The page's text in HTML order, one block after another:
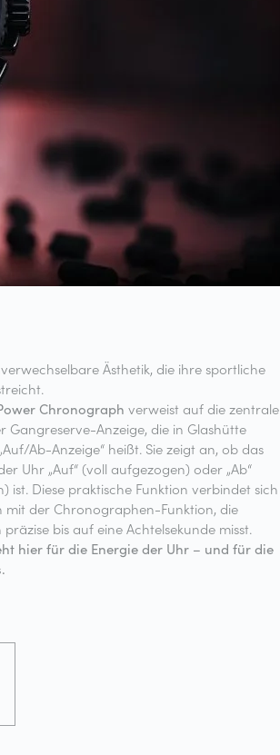
Ästhetik, die ihre sportliche
Chronograph verweist auf die zentrale
Gangreserve-Anzeige, die in Glashütte
Ab-Anzeige“ heißt. Sie zeigt an, ob das
Uhr „Auf“ (voll aufgezogen) oder „Ab“
ist. Diese praktische Funktion verbindet sich
mit der Chronographen-Funktion, die
bis auf eine Achtelsekunde misst.
hier für die Energie der Uhr – und für die